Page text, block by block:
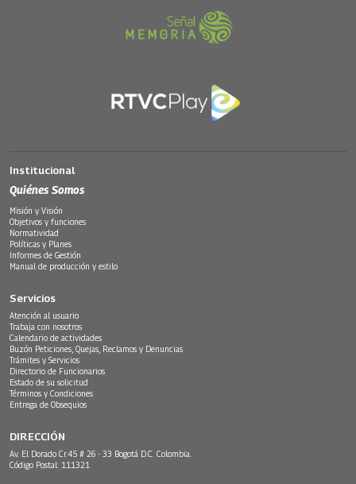
Institucional
Quiénes Somos
Misión y Visión
Objetivos y funciones
Normatividad
Políticas y Planes
Informes de Gestión
Manual de producción y estilo
Servicios
Atención al usuario
Trabaja con nosotros
Calendario de actividades
Buzón Peticiones, Quejas, Reclamos y Denuncias
Trámites y Servicios
Directorio de Funcionarios
Estado de su solicitud
Términos y Condiciones
Entrega de Obsequios
DIRECCIÓN
Av. El Dorado Cr.45 # 26 - 33 Bogotá D.C. Colombia.
Código Postal: 111321